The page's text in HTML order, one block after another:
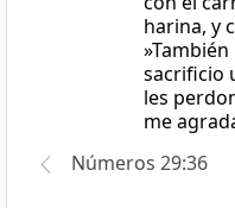
harina, y
sacrificio
les
me
Números 29:36